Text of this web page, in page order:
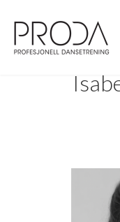
sidens
hovedinnhold